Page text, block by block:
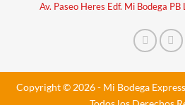
Av. Paseo Heres Edf. Mi Bodega
Copyright © 2026 - Mi Bodega